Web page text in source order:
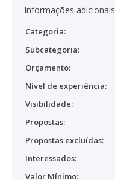
Informações adicionais
Categoria:
Subcategoria:
Orçamento:
Nível de experiência:
Visibilidade:
Propostas:
Propostas excluídas:
Interessados:
Valor Mínimo: